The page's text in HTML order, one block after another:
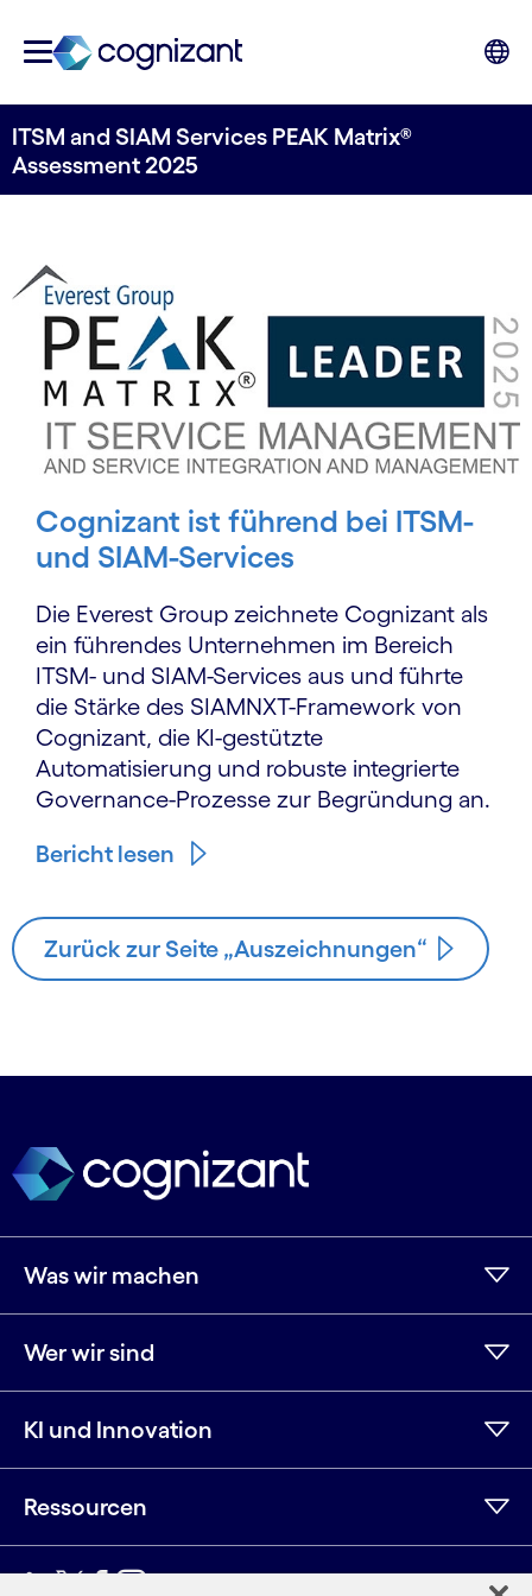
ITSM and SIAM Services PEAK Matrix®
Assessment 2025
Cognizant ist führend bei ITSM-
und SIAM-Services
Die Everest Group zeichnete Cognizant als
ein führendes Unternehmen im Bereich
ITSM- und SIAM-Services aus und führte
die Stärke des SIAMNXT-Framework von
Cognizant, die KI-gestützte
Automatisierung und robuste integrierte
Governance-Prozesse zur Begründung an.
Bericht lesen
Zurück zur Seite „Auszeichnungen“
Was wir machen
Wer wir sind
KI und Innovation
Ressourcen